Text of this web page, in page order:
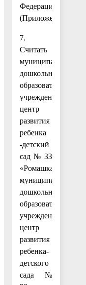
Федерации.
(Приложение.)
7.
Считать
муниципальное
дошкольное
образовательное
учреждение
центр
развития
ребенка
-детский
сад № 33
«Ромашка»,
муниципальное
дошкольное
образовательное
учреждение
центр
развития
ребенка-
детского
сада №